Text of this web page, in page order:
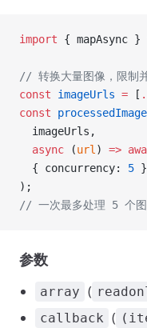
import { mapAsync }
// 转换大量图像，限制
const imageUrls = [
const
  imageUrls,
  async
(url ) =>
  { concurrency:
5 }
);
// 一次最多处理 5 个图
参数
array (
callback (